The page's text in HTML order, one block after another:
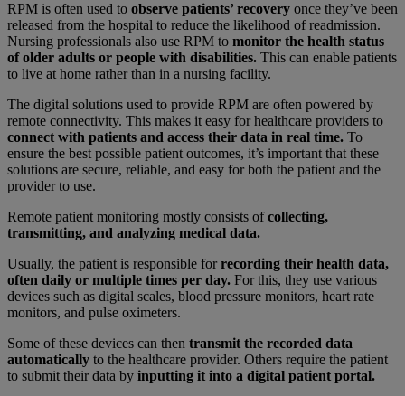
RPM is often used to observe patients’ recovery once they’ve been
released from the hospital to reduce the likelihood of readmission.
Nursing professionals also use RPM to monitor the health status
of older adults or people with disabilities. This can enable patients
to live at home rather than in a nursing facility.
The digital solutions used to provide RPM are often powered by
remote connectivity. This makes it easy for healthcare providers to
connect with patients and access their data in real time. To
ensure the best possible patient outcomes, it’s important that these
solutions are secure, reliable, and easy for both the patient and the
provider to use.
Remote patient monitoring mostly consists ofcollecting,
transmitting, and analyzing medical data.
Usually, the patient is responsible forrecording their health data,
often daily or multiple times per day. For this, they use various
devices such as digital scales, blood pressure monitors, heart rate
monitors, and pulse oximeters.
Some of these devices can then transmit the recorded data
automatically to the healthcare provider. Others require the patient
to submit their data by inputting it into a digital patient portal.